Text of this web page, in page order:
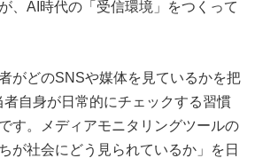
、AI時代の「受信環境」をつくって
がどのSNSや媒体を見ているかを把
自身が日常的にチェックする習慣
す。メディアモニタリングツールの
が社会にどう見られているか」を日